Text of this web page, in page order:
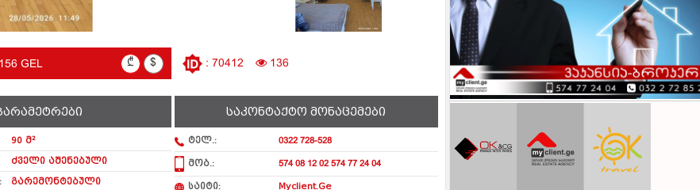
GEL ₾ $ : 70412 136
საკონტაქტო მონაცემები
90 მ²
ძველი აშენებული
გარემონტებული
ტელ.: 0322 728-528
მობ.: 574 08 12 02 574 77 24 04
საიტი:
Myclient.Ge